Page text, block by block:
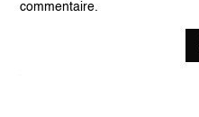
commentaire.